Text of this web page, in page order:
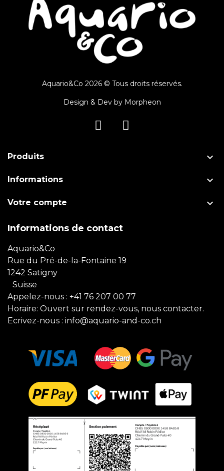
Aquario&Co 2026 © Tous droits réservés.
Design & Dev by Morpheon
Produits 
Informations 
Votre compte 
Informations de contact
Aquario&Co
Rue du Pré-de-la-Fontaine 19
1242 Satigny
Suisse
Appelez-nous : +41 76 207 00 77
Horaire: Ouvert sur rendez-vous, nous contacter.
Ecrivez-nous : info@aquario-and-co.ch